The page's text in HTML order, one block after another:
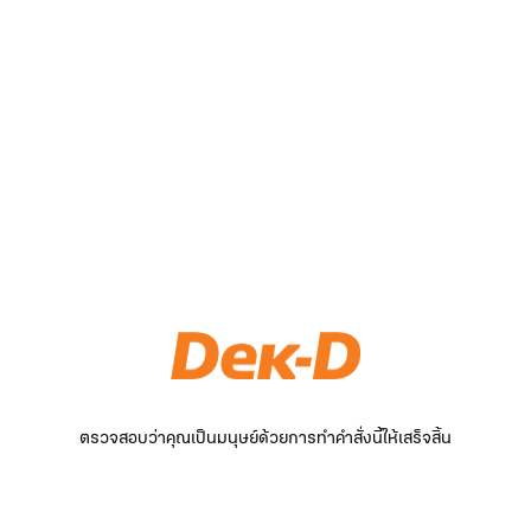
ตรวจสอบว่าคุณเป็นมนุษย์ด้วยการทำคำสั่งนี้ให้เสร็จสิ้น